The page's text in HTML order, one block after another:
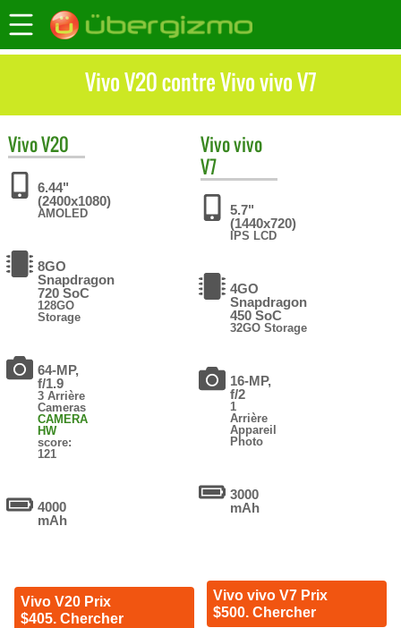
Vivo V20 contre Vivo vivo V7
VivoV20
6.44"
(2400x1080)
AMOLED
8GO
Snapdragon
720 SoC
128GO
Storage
64-MP,
f/1.9
3 Arrière
Cameras
CAMERA
HW
score:
121
4000
mAh
Vivo V20 Prix
$405. Chercher
Vivovivo
V7
5.7"
(1440x720)
IPS LCD
4GO
Snapdragon
450 SoC
32GO Storage
16-MP,
f/2
1
Arrière
Appareil
Photo
3000
mAh
Vivo vivo V7 Prix
$500. Chercher